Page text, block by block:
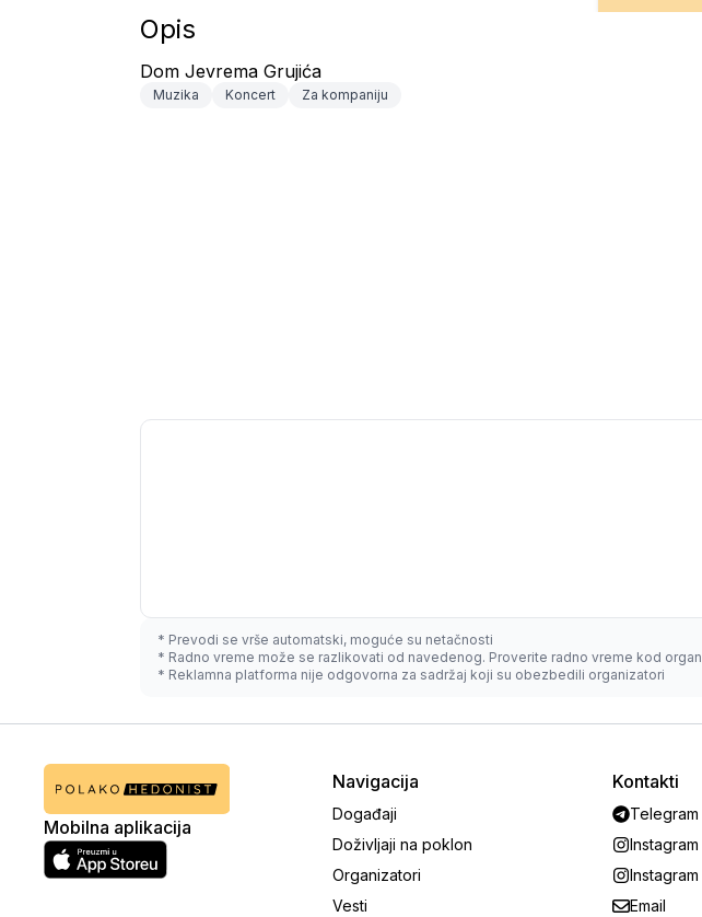
Opis
Dom Jevrema Grujića
Muzika Koncert Za kompaniju
* Prevodi se vrše automatski, moguće su netačnosti
* Radno vreme može se razlikovati od navedenog. Proverite radno vreme kod
* Reklamna platforma nije odgovorna za sadržaj koji su obezbedili organizatori
Mobilna aplikacija
Navigacija
Događaji
Doživljaji na poklon
Organizatori
Vesti
Kontakti
Telegram
Instagram
Instagram
Email